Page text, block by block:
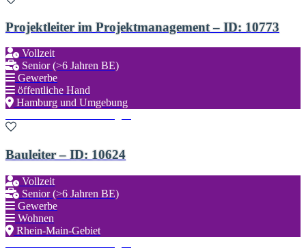
Projektleiter im Projektmanagement – ID: 10773
Vollzeit
Senior (>6 Jahren BE)
Gewerbe
öffentliche Hand
Hamburg und Umgebung
Bauleiter – ID: 10624
Vollzeit
Senior (>6 Jahren BE)
Gewerbe
Wohnen
Rhein-Main-Gebiet